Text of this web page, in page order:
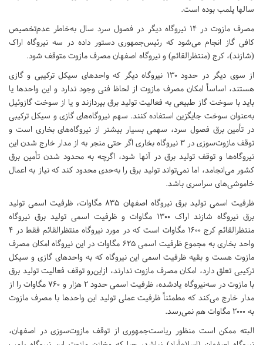
سالها پلمب بوده است.
مصرف مازوت در 14 نیروگاه دیگر در فصول سرد سال به‌خاطر عدم‌تخصیص
کافی گاز انجام می‌شود که رئیس‌جمهوری دستور داده در سه نیروگاه اراک
(شازند)، کرج (منتظرالقائم) و نیروگاه اصفهان مصرف مازوت متوقف شود.
از سوی دیگر در حدود 130 نیروگاه دیگر که واحدهای سیکل ترکیبی و گازی
هستند، اساساً امکان مصرف مازوت از لحاظ فنی وجود ندارد و این واحدها یا
باید با سوخت گاز طبیعی به فعالیت تولید برق بپردازند و یا از سوخت گازوئیل
به‌عنوان سوخت جایگزین استفاده کنند. سهم نیروگاه‌های گازی و سیکل ترکیبی
در تأمین برق فصول سرد، سهمی بسیار بیشتر از نیروگاه‌های بخاری است و
توقف مازوت‌سوزی در 3 نیروگاه بخاری اگر حتی منجر به از مدار خارج شدن این
نیروگاه‌ها و توقف تولید برق در آنها شود، اگرچه به محدود شدن تأمین برق
کشور می‌انجامد، اما نمی‌تواند تولید برق را به‌حدی محدود کند که نیاز به اعمال
خاموشی‌های سراسری باشد.
ظرفیت اسمی تولید برق نیروگاه اصفهان 835 مگاوات، ظرفیت اسمی تولید
برق نیروگاه شازند اراک 1300 مگاوات و ظرفیت اسمی تولید برق نیروگاه
منتظرالقائم کرج 1600 مگاوات است که در مورد نیروگاه منتظرالقائم فقط در 4
واحد بخاری به مجموع ظرفیت اسمی 625 مگاوات در این نیروگاه امکان مصرف
مازوت هست و بقیه ظرفیت اسمی این نیروگاه که به واحدهای گازی و سیکل
ترکیبی تعلق دارد، امکان مصرف مازوت ندارند، ازاین‌رو توقف فعالیت تولید برق
با مازوت در سه‌نیروگاه یادشده، ظرفیت اسمی حدود 2 هزار و 760 مگاوات را از
مدار خارج می‌کند که مطمئناً ظرفیت عملی تولید این واحدها با مصرف مازوت
به 2000 مگاوات هم نمی‌رسد.
البته ممکن است منظور ریاست‌جمهوری از توقف مازوت‌سوزی در اصفهان،